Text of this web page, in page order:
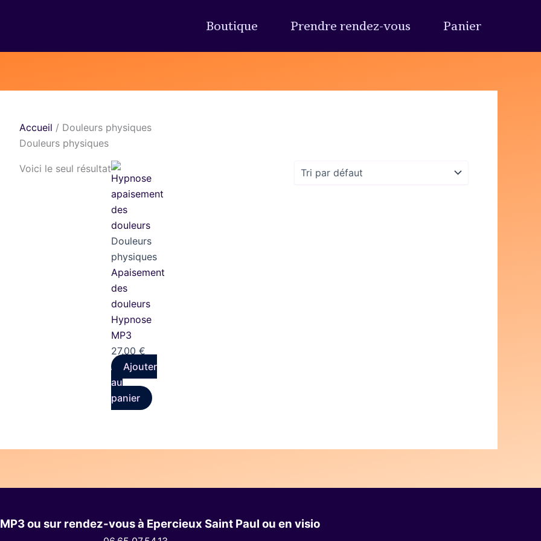
Boutique Prendre rendez-vous Panier
Accueil / Douleurs physiques
Douleurs physiques
Voici le seul résultat
Douleurs
physiques
Apaisement
des
douleurs
Hypnose
MP3
27,00 €
Ajouter
au
panier
ou sur rendez-vous à Epercieux Saint Paul ou en visio